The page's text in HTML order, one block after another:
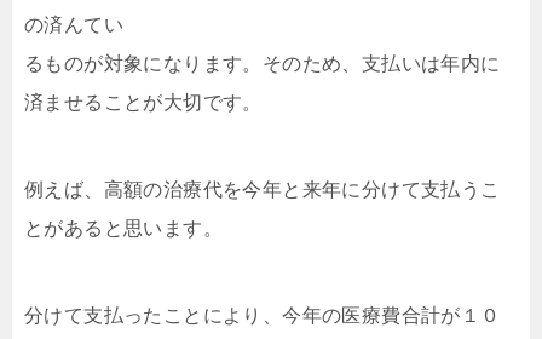
の済んてい
るものが対象になります。そのため、支払いは年内に
済ませることが大切です。
例えば、高額の治療代を今年と来年に分けて支払うこ
とがあると思います。
分けて支払ったことにより、今年の医療費合計が１０